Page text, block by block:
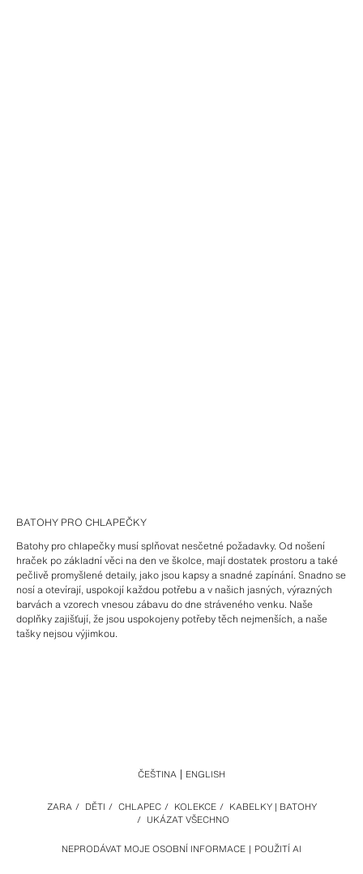
BATOHY PRO CHLAPEČKY
Batohy pro chlapečky musí splňovat nesčetné požadavky. Od nošení
hraček po základní věci na den ve školce, mají dostatek prostoru a také
pečlivě promyšlené detaily, jako jsou kapsy a snadné zapínání. Snadno se
nosí a otevírají, uspokojí každou potřebu a v našich jasných, výrazných
barvách a vzorech vnesou zábavu do dne stráveného venku. Naše
doplňky zajišťují, že jsou uspokojeny potřeby těch nejmenších, a naše
tašky nejsou výjimkou.
NEPRODÁVAT MOJE OSOBNÍ INFORMACE POUŽITÍ AI
ZARA / DĚTI / CHLAPEC / KOLEKCE / KABELKY | BATOHY
/ UKÁZAT VŠECHNO
ČEŠTINA ENGLISH